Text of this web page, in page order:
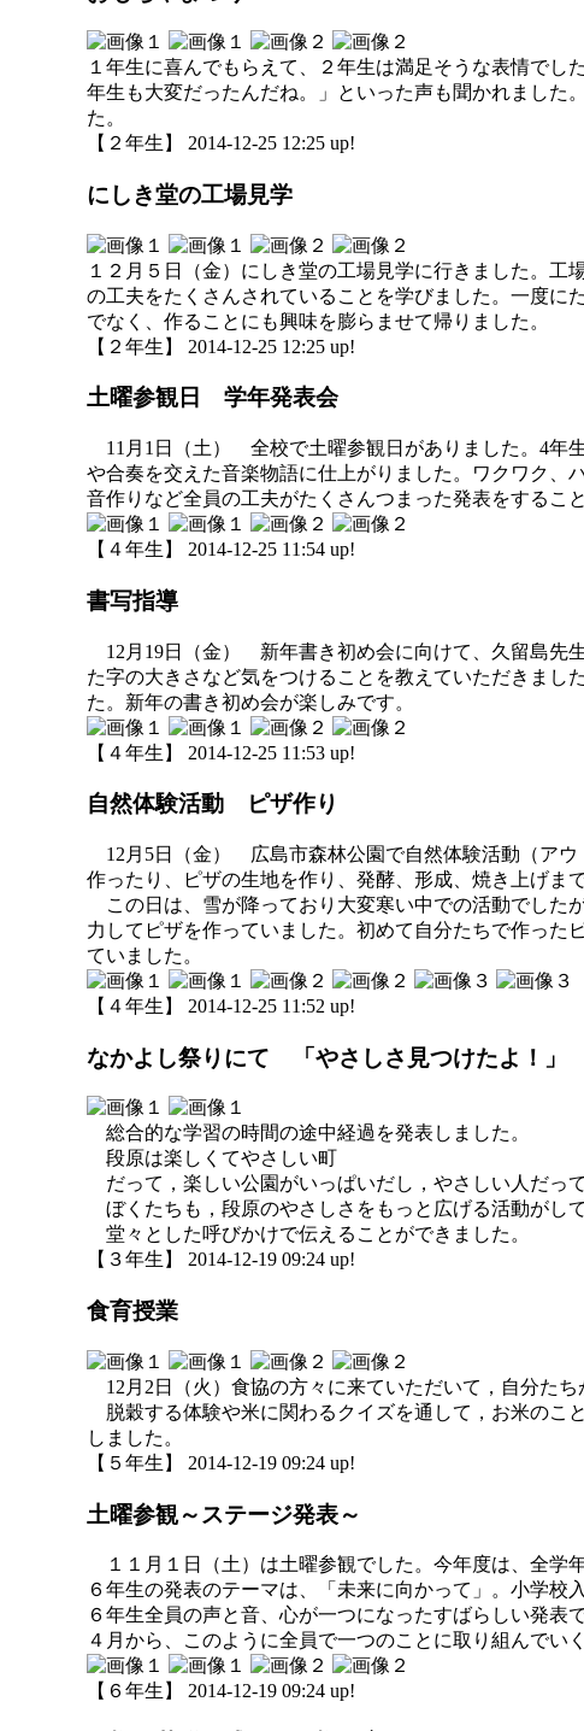
１年生に喜んでもらえて、２年生は満足そうな表情で
年生も大変だったんだね。」といった声も聞かれました
た。
【２年生】 2014-12-25 12:25 up!
にしき堂の工場見学
１２月５日（金）にしき堂の工場見学に行きました。
の工夫をたくさんされていることを学びました。一度に
でなく、作ることにも興味を膨らませて帰りました。
【２年生】 2014-12-25 12:25 up!
土曜参観日 学年発表会
11月1日（土） 全校で土曜参観日がありました。4年
や合奏を交えた音楽物語に仕上がりました。ワクワク
音作りなど全員の工夫がたくさんつまった発表をするこ
【４年生】 2014-12-25 11:54 up!
書写指導
12月19日（金） 新年書き初め会に向けて、久留島先
た字の大きさなど気をつけることを教えていただきまし
た。新年の書き初め会が楽しみです。
【４年生】 2014-12-25 11:53 up!
自然体験活動 ピザ作り
12月5日（金） 広島市森林公園で自然体験活動（アウ
作ったり、ピザの生地を作り、発酵、形成、焼き上げま
この日は、雪が降っており大変寒い中での活動でした
力してピザを作っていました。初めて自分たちで作った
ていました。
【４年生】 2014-12-25 11:52 up!
なかよし祭りにて 「やさしさ見つけたよ！」
総合的な学習の時間の途中経過を発表しました。
段原は楽しくてやさしい町
だって，楽しい公園がいっぱいだし，やさしい人だっ
ぼくたちも，段原のやさしさをもっと広げる活動がして
堂々とした呼びかけで伝えることができました。
【３年生】 2014-12-19 09:24 up!
食育授業
12月2日（火）食協の方々に来ていただいて，自分たち
脱穀する体験や米に関わるクイズを通して，お米のこ
しました。
【５年生】 2014-12-19 09:24 up!
土曜参観～ステージ発表～
１１月１日（土）は土曜参観でした。今年度は、全学
６年生の発表のテーマは、「未来に向かって」。小学校
６年生全員の声と音、心が一つになったすばらしい発表で
４月から、このように全員で一つのことに取り組んでい
【６年生】 2014-12-19 09:24 up!